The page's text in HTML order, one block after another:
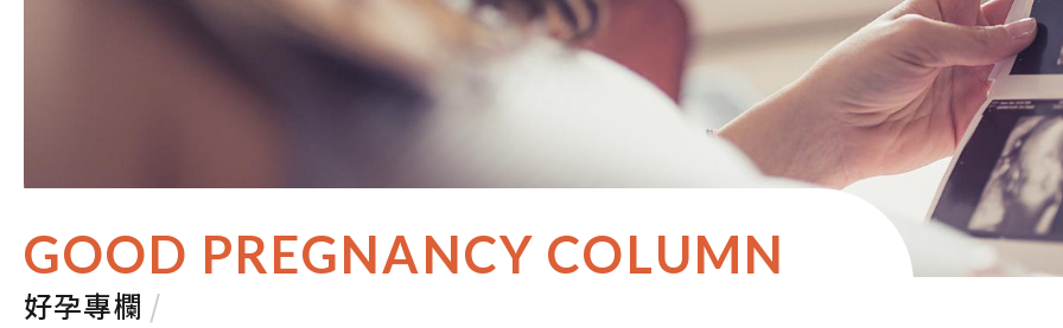
GOOD PREGNANCY COLUMN
好孕專欄 /